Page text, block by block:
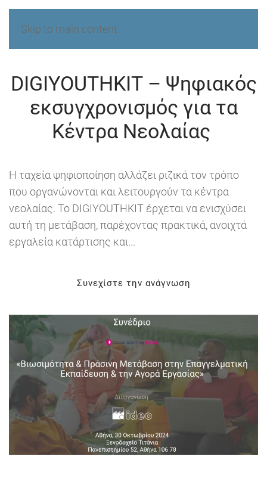
Skip to main content
DIGIYOUTHKIT – Ψηφιακός
εκσυγχρονισμός για τα
Κέντρα Νεολαίας
Η ταχεία ψηφιοποίηση αλλάζει ριζικά τον τρόπο
που οργανώνονται και λειτουργούν τα κέντρα
νεολαίας. Το DIGIYOUTHKIT έρχεται να ενισχύσει
αυτή τη μετάβαση, παρέχοντας πρακτικά, ανοιχτά
εργαλεία κατάρτισης και...
Συνεχίστε την ανάγνωση